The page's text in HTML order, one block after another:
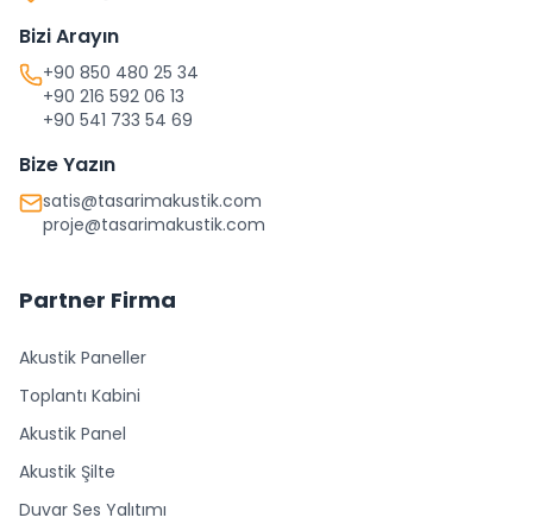
Bizi Arayın
+90 850 480 25 34
+90 216 592 06 13
+90 541 733 54 69
Bize Yazın
satis@tasarimakustik.com
proje@tasarimakustik.com
Partner Firma
Akustik Paneller
Toplantı Kabini
Akustik Panel
Akustik Şilte
Duvar Ses Yalıtımı